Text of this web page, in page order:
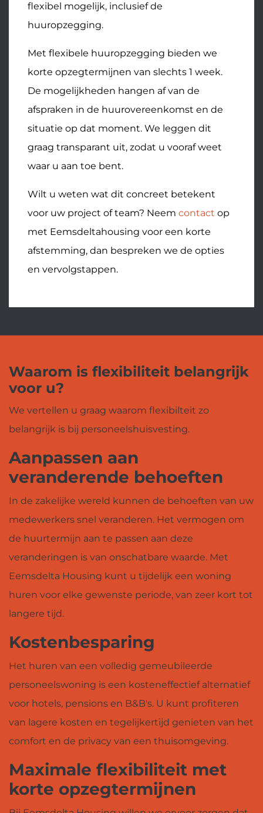
flexibel mogelijk, inclusief de
huuropzegging.
Met flexibele huuropzegging bieden we
korte opzegtermijnen van slechts 1 week.
De mogelijkheden hangen af van de
afspraken in de huurovereenkomst en de
situatie op dat moment. We leggen dit
graag transparant uit, zodat u vooraf weet
waar u aan toe bent.
Wilt u weten wat dit concreet betekent
voor uw project of team? Neem contact op
met Eemsdeltahousing voor een korte
afstemming, dan bespreken we de opties
en vervolgstappen.
Waarom is flexibiliteit belangrijk
voor u?
We vertellen u graag waarom flexibilteit zo
belangrijk is bij personeelshuisvesting.
Aanpassen aan
veranderende behoeften
In de zakelijke wereld kunnen de behoeften van uw
medewerkers snel veranderen. Het vermogen om
de huurtermijn aan te passen aan deze
veranderingen is van onschatbare waarde. Met
Eemsdelta Housing kunt u tijdelijk een woning
huren voor elke gewenste periode, van zeer kort tot
langere tijd.
Kostenbesparing
Het huren van een volledig gemeubileerde
personeelswoning is een kosteneffectief alternatief
voor hotels, pensions en B&B's. U kunt profiteren
van lagere kosten en tegelijkertijd genieten van het
comfort en de privacy van een thuisomgeving.
Maximale flexibiliteit met
korte opzegtermijnen